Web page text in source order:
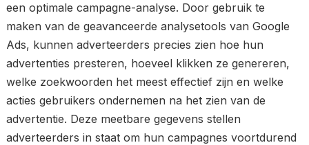
een optimale campagne-analyse. Door gebruik te
maken van de geavanceerde analysetools van Google
Ads, kunnen adverteerders precies zien hoe hun
advertenties presteren, hoeveel klikken ze genereren,
welke zoekwoorden het meest effectief zijn en welke
acties gebruikers ondernemen na het zien van de
advertentie. Deze meetbare gegevens stellen
adverteerders in staat om hun campagnes voortdurend